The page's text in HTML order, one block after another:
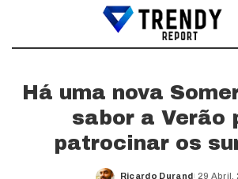
Há uma nova
sabor a Verão
patrocinar os
Ricardo Durand 29 Abril,